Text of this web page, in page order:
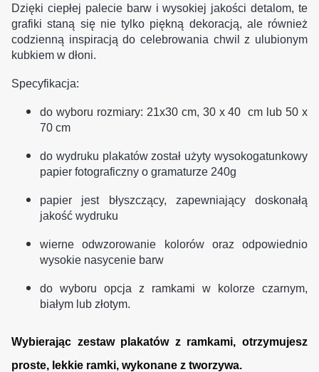
Dzięki ciepłej palecie barw i wysokiej jakości detalom, te
grafiki staną się nie tylko piękną dekoracją, ale również
codzienną inspiracją do celebrowania chwil z ulubionym
kubkiem w dłoni.
Specyfikacja:
do wyboru rozmiary: 21x30 cm, 30 x 40 cm lub 50 x
70 cm
do wydruku plakatów został użyty wysokogatunkowy
papier fotograficzny o gramaturze 240g
papier jest błyszczący, zapewniający doskonałą
jakość wydruku
wierne odwzorowanie kolorów oraz odpowiednio
wysokie nasycenie barw
do wyboru opcja z ramkami w kolorze czarnym,
białym lub złotym.
Wybierając zestaw plakatów z ramkami, otrzymujesz
proste, lekkie ramki, wykonane z tworzywa.